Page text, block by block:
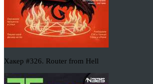
Хакер #326. Router from Hell